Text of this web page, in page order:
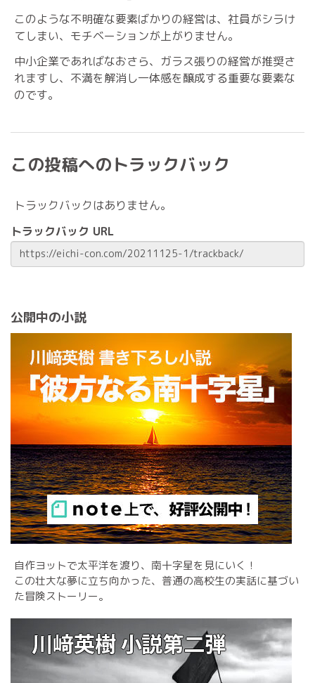
このような不明確な要素ばかりの経営は、社員がシラけ
てしまい、モチベーションが上がりません。
中小企業であればなおさら、ガラス張りの経営が推奨さ
れますし、不満を解消し一体感を醸成する重要な要素な
のです。
この投稿へのトラックバック
トラックバックはありません。
トラックバック URL
公開中の小説
自作ヨットで太平洋を渡り、南十字星を見にいく！
この壮大な夢に立ち向かった、普通の高校生の実話に基づい
た冒険ストーリー。